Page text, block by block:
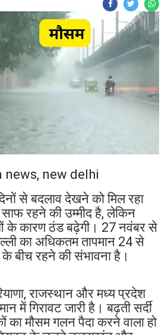
news, new delhi
से बदलाव देखने को मिल रहा
रहने की उम्मीद है, लेकिन
के कारण ठंड बढ़ेगी। 27 नवंबर से
का अधिकतम तापमान 24 से
बीच रहने की संभावना है।
राजस्थान और मध्य प्रदेश
में गिरावट जारी है। बढ़ती सर्दी
का मौसम गलन पैदा करने वाला हो